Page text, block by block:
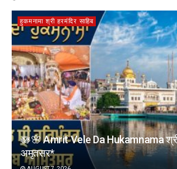
हुकमनामा श्री हरमंदिर साहिब
🪷🌸 Amrit Vele Da Hukamnama श्री
अमृतसर*